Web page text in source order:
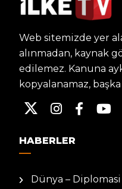
Web sitemizde yer
alınmadan, kaynak
edilemez. Kanuna
kopyalanamaz,
HABERLER
Dünya – Diplomasi